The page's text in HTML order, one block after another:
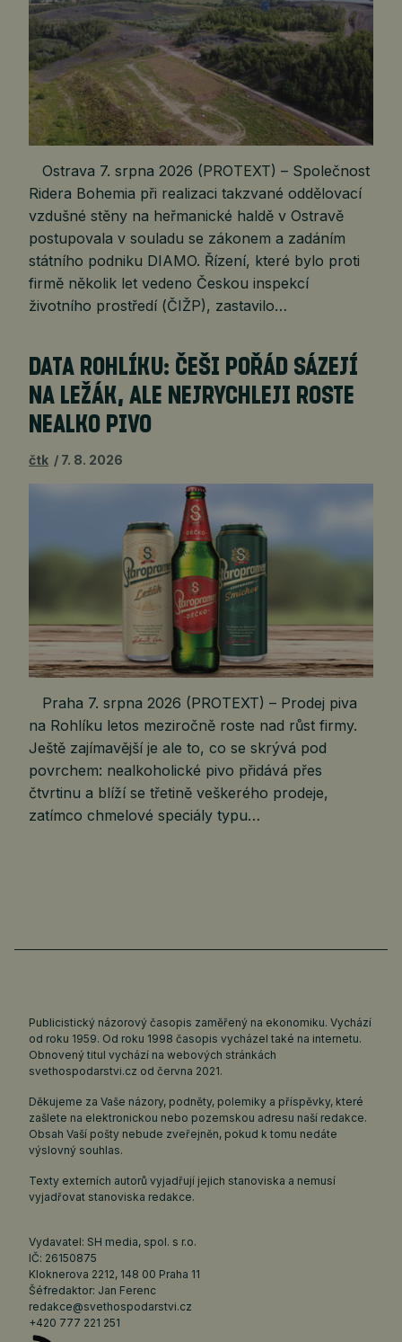
Ostrava 7. srpna 2026 (PROTEXT) – Společnost
Ridera Bohemia při realizaci takzvané oddělovací
vzdušné stěny na heřmanické haldě v Ostravě
postupovala v souladu se zákonem a zadáním
státního podniku DIAMO. Řízení, které bylo proti
firmě několik let vedeno Českou inspekcí
životního prostředí (ČIŽP), zastavilo…
DATA ROHLÍKU: ČEŠI POŘÁD SÁZEJÍ
NA LEŽÁK, ALE NEJRYCHLEJI ROSTE
NEALKO PIVO
čtk 7. 8. 2026
Praha 7. srpna 2026 (PROTEXT) – Prodej piva
na Rohlíku letos meziročně roste nad růst firmy.
Ještě zajímavější je ale to, co se skrývá pod
povrchem: nealkoholické pivo přidává přes
čtvrtinu a blíží se třetině veškerého prodeje,
zatímco chmelové speciály typu…
Publicistický názorový časopis zaměřený na ekonomiku. Vychází
od roku 1959. Od roku 1998 časopis vycházel také na internetu.
Obnovený titul vychází na webových stránkách
svethospodarstvi.cz od června 2021.
Děkujeme za Vaše názory, podněty, polemiky a příspěvky, které
zašlete na elektronickou nebo pozemskou adresu naší redakce.
Obsah Vaší pošty nebude zveřejněn, pokud k tomu nedáte
výslovný souhlas.
Texty externích autorů vyjadřují jejich stanoviska a nemusí
vyjadřovat stanoviska redakce.
Vydavatel: SH media, spol. s r.o.
IČ: 26150875
Kloknerova 2212, 148 00 Praha 11
Šéfredaktor: Jan Ferenc
redakce@svethospodarstvi.cz
+420 777 221 251